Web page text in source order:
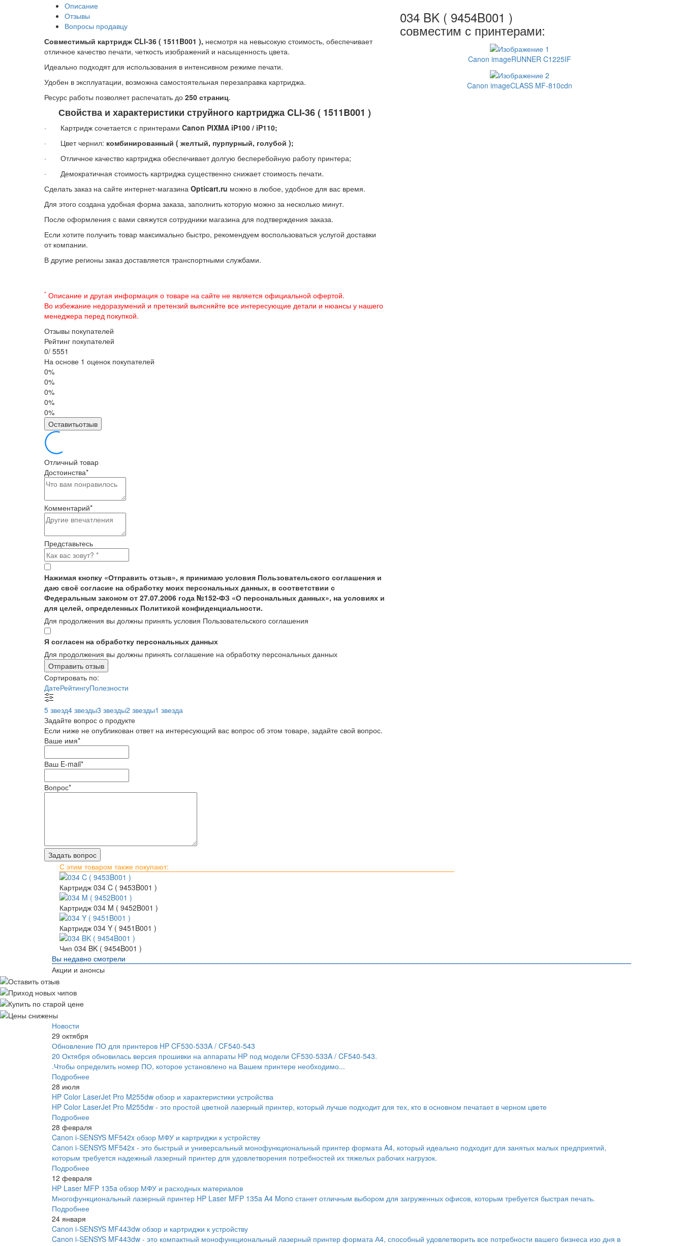
Описание
Отзывы
Вопросы продавцу
Совместимый картридж CLI-36 ( 1511B001 ), несмотря на невысокую стоимость, обеспечивает
отличное качество печати, четкость изображений и насыщенность цвета.
Идеально подходят для использования в интенсивном режиме печати.
Удобен в эксплуатации, возможна самостоятельная перезаправка картриджа.
Ресурс работы позволяет распечатать до 250 страниц.
Свойства и характеристики струйного картриджа CLI-36 ( 1511B001 )
· Картридж сочетается с принтерами Canon PIXMA iP100 / iP110;
· Цвет чернил: комбинированный ( желтый, пурпурный, голубой );
· Отличное качество картриджа обеспечивает долгую бесперебойную работу принтера;
· Демократичная стоимость картриджа существенно снижает стоимость печати.
Сделать заказ на сайте интернет-магазина Opticart.ru можно в любое, удобное для вас время.
Для этого создана удобная форма заказа, заполнить которую можно за несколько минут.
После оформления с вами свяжутся сотрудники магазина для подтверждения заказа.
Если хотите получить товар максимально быстро, рекомендуем воспользоваться услугой доставки
от компании.
В другие регионы заказ доставляется транспортными службами.
* Описание и другая информация о товаре на сайте не является официальной офертой.
Во избежание недоразумений и претензий выясняйте все интересующие детали и нюансы у нашего
менеджера перед покупкой.
Отзывы покупателей
Рейтинг покупателей
0/ 5551
На основе 1 оценок покупателей
0%
0%
0%
0%
0%
Оставитьотзыв
Отличный товар
Достоинства*
Комментарий*
Представьтесь
Нажимая кнопку «Отправить отзыв», я принимаю условия Пользовательского соглашения и
даю своё согласие на обработку моих персональных данных, в соответствии с
Федеральным законом от 27.07.2006 года №152-ФЗ «О персональных данных», на условиях и
для целей, определенных Политикой конфиденциальности.
Для продолжения вы должны принять условия Пользовательского соглашения
Я согласен на обработку персональных данных
Для продолжения вы должны принять соглашение на обработку персональных данных
Отправить отзыв
Сортировать по:
ДатеРейтингуПолезности
5 звезд4 звезды3 звезды2 звезды1 звезда
Задайте вопрос о продукте
Если ниже не опубликован ответ на интересующий вас вопрос об этом товаре, задайте свой вопрос.
Ваше имя*
Ваш E-mail*
Вопрос*
034 BK ( 9454B001 )
совместим с принтерами:
Canon imageRUNNER C1225IF
Canon imageCLASS MF-810cdn
С этим товаром также покупают:
Картридж 034 C ( 9453B001 )
Картридж 034 M ( 9452B001 )
Картридж 034 Y ( 9451B001 )
Чип 034 BK ( 9454B001 )
Вы недавно смотрели
Акции и анонсы
Новости
29 октября
Обновление ПО для принтеров HP CF530-533A / CF540-543
20 Октября обновилась версия прошивки на аппараты HP под модели CF530-533A / CF540-543.
.Чтобы определить номер ПО, которое установлено на Вашем принтере необходимо...
Подробнее
28 июля
HP Color LaserJet Pro M255dw обзор и характеристики устройства
HP Color LaserJet Pro M255dw - это простой цветной лазерный принтер, который лучше подходит для тех, кто в основном печатает в черном цвете
Подробнее
28 февраля
Canon i-SENSYS MF542x обзор МФУ и картриджи к устройству
Canon i-SENSYS MF542x - это быстрый и универсальный монофункциональный принтер формата A4, который идеально подходит для занятых малых предприятий,
которым требуется надежный лазерный принтер для удовлетворения потребностей их тяжелых рабочих нагрузок.
Подробнее
12 февраля
HP Laser MFP 135a обзор МФУ и расходных материалов
Многофункциональный лазерный принтер HP Laser MFP 135a A4 Mono станет отличным выбором для загруженных офисов, которым требуется быстрая печать.
Подробнее
24 января
Canon i-SENSYS MF443dw обзор и картриджи к устройству
Canon i-SENSYS MF443dw - это компактный монофункциональный лазерный принтер формата А4, способный удовлетворить все потребности вашего бизнеса изо дня в